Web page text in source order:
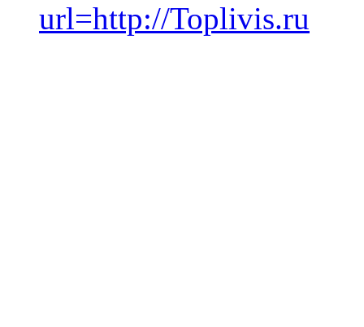
url=http://Toplivis.ru